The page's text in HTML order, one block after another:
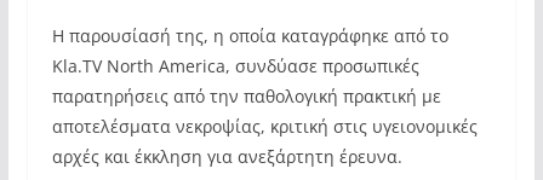
Η παρουσίασή της, η οποία καταγράφηκε από το
Kla.TV North America, συνδύασε προσωπικές
παρατηρήσεις από την παθολογική πρακτική με
αποτελέσματα νεκροψίας, κριτική στις υγειονομικές
αρχές και έκκληση για ανεξάρτητη έρευνα.